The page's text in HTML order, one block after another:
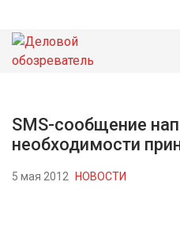
НОВОСТИ
SMS-cообщение
необходимости
5 мая 2012 НОВОСТИ